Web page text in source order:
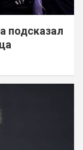
подсказал